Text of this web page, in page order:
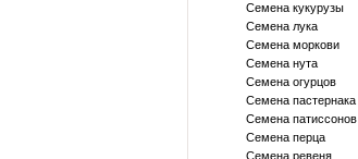
Семена кукурузы
Семена лука
Семена моркови
Семена нута
Семена огурцов
Семена пастернака
Семена патиссонов
Семена перца
Семена ревеня